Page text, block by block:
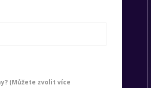
(Můžete zvolit více